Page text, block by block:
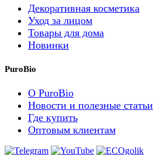
Декоративная косметика
Уход за лицом
Товары для дома
Новинки
PuroBio
О PuroBio
Новости и полезные статьи
Где купить
Оптовым клиентам